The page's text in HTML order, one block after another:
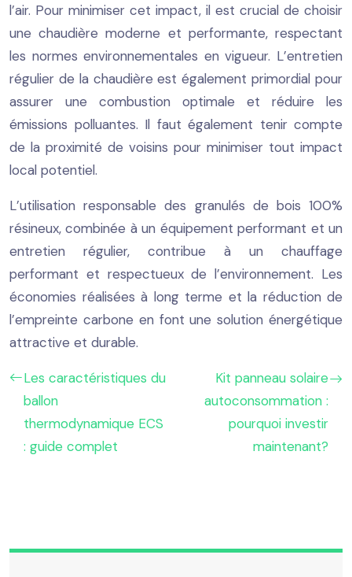
l’air. Pour minimiser cet impact, il est crucial de choisir
une chaudière moderne et performante, respectant
les normes environnementales en vigueur. L’entretien
régulier de la chaudière est également primordial pour
assurer une combustion optimale et réduire les
émissions polluantes. Il faut également tenir compte
de la proximité de voisins pour minimiser tout impact
local potentiel.
L’utilisation responsable des granulés de bois 100%
résineux, combinée à un équipement performant et un
entretien régulier, contribue à un chauffage
performant et respectueux de l’environnement. Les
économies réalisées à long terme et la réduction de
l’empreinte carbone en font une solution énergétique
attractive et durable.
Les caractéristiques du
ballon
thermodynamique ECS
: guide complet
Kit panneau solaire
autoconsommation :
pourquoi investir
maintenant?